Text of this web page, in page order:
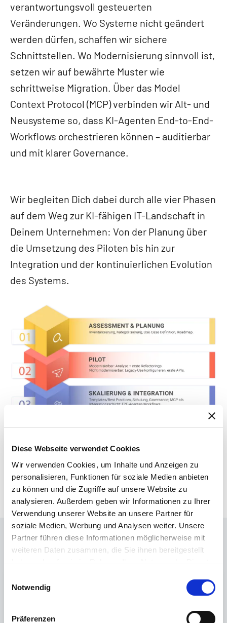
Diese Webseite verwendet Cookies
Wir verwenden Cookies, um Inhalte und Anzeigen zu
personalisieren, Funktionen für soziale Medien anbieten
zu können und die Zugriffe auf unsere Website zu
analysieren. Außerdem geben wir Informationen zu Ihrer
Verwendung unserer Website an unsere Partner für
soziale Medien, Werbung und Analysen weiter. Unsere
Partner führen diese Informationen möglicherweise mit
weiteren Daten zusammen, die Sie ihnen bereitgestellt
haben oder die sie im Rahmen Ihrer Nutzung der Dienste
Notwendig
Präferenzen
verantwortungsvoll gesteuerten
Veränderungen. Wo Systeme nicht geändert
werden dürfen, schaffen wir sichere
Schnittstellen. Wo Modernisierung sinnvoll ist,
setzen wir auf bewährte Muster wie
schrittweise Migration. Über das Model
Context Protocol (MCP) verbinden wir Alt- und
Neusysteme so, dass KI-Agenten End-to-End-
Workflows orchestrieren können – auditierbar
und mit klarer Governance.
Wir begleiten Dich dabei durch alle vier Phasen
auf dem Weg zur KI-fähigen IT-Landschaft in
Deinem Unternehmen: Von der Planung über
die Umsetzung des Piloten bis hin zur
Integration und der kontinuierlichen Evolution
des Systems.
So integrierst Du Legacy-Systeme
zuverlässig und sicher in KI-Lösungen.
INFORMIERE DICH
JETZT ÜBER
MODERNISIERUNG